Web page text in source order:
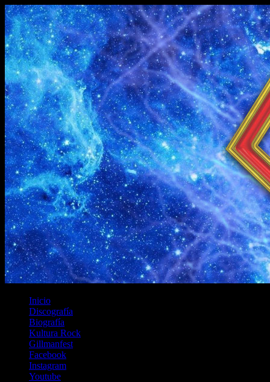
Inicio
Discografía
Biografía
Kultura Rock
Gillmanfest
Facebook
Instagram
Youtube